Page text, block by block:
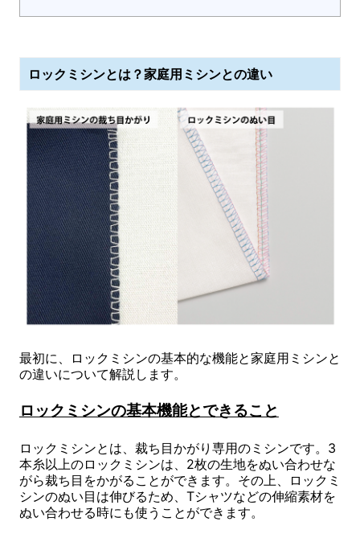
ロックミシンとは？家庭用ミシンとの違い
最初に、ロックミシンの基本的な機能と家庭用ミシンと
の違いについて解説します。
ロックミシンの基本機能とできること
ロックミシンとは、裁ち目かがり専用のミシンです。3
本糸以上のロックミシンは、2枚の生地をぬい合わせな
がら裁ち目をかがることができます。その上、ロックミ
シンのぬい目は伸びるため、Tシャツなどの伸縮素材を
ぬい合わせる時にも使うことができます。